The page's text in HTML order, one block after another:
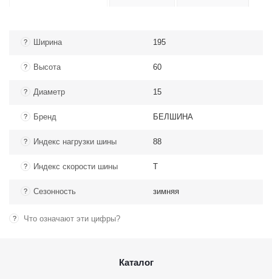
? Ширина 195
? Высота 60
? Диаметр 15
? Бренд БЕЛШИНА
? Индекс нагрузки шины 88
? Индекс скорости шины T
? Сезонность зимняя
? Что означают эти цифры?
Каталог